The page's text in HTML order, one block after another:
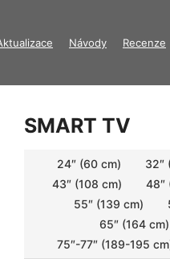
obsah
Návody Recenze
SMART TV
24″ (60 cm) 32″
43″ (108 cm)
48″
55″ (139 cm)
65″ (164 cm)
75″-77″ (189-195